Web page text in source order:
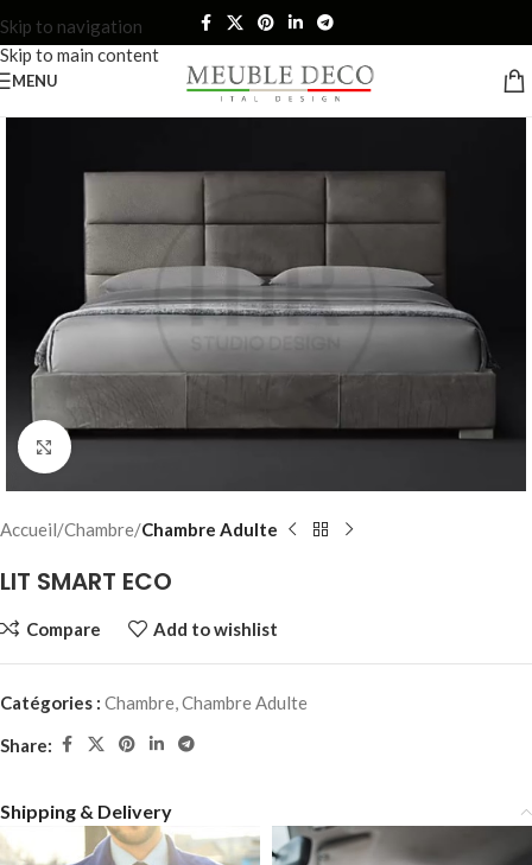
Skip to navigation
Skip to main content
MENU
Click to enlarge
Accueil Chambre Chambre Adulte
LIT SMART ECO
Compare Add to wishlist
Catégories : Chambre,Chambre Adulte
Share:
Shipping & Delivery